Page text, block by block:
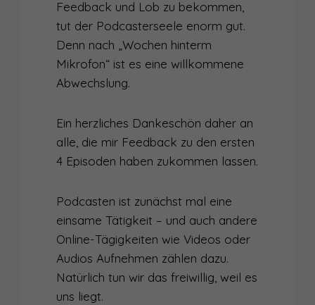
Feedback und Lob zu bekommen,
tut der Podcasterseele enorm gut.
Denn nach „Wochen hinterm
Mikrofon“ ist es eine willkommene
Abwechslung.
Ein herzliches Dankeschön daher an
alle, die mir Feedback zu den ersten
4 Episoden haben zukommen lassen.
Podcasten ist zunächst mal eine
einsame Tätigkeit – und auch andere
Online-Tägigkeiten wie Videos oder
Audios Aufnehmen zählen dazu.
Natürlich tun wir das freiwillig, weil es
uns liegt.